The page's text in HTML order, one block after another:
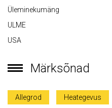
Üleminekumäng
ULME
USA
Märksõnad
Allegrod Heategevus